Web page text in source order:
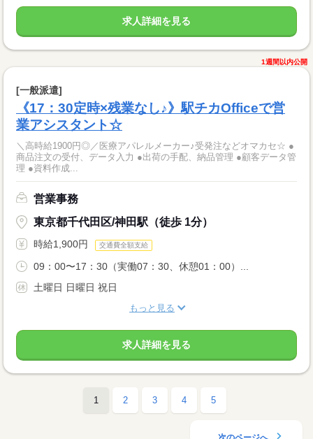
求人詳細を見る
1週間以内公開
[一般派遣]
《17：30定時×残業なし♪》駅チカOfficeで営
業アシスタント☆
＼高時給1900円◎／医療アパレルメーカー♪受発注などオマカセ☆ ●
商品注文の受付、データ入力 ●出荷の手配、納品管理 ●顧客データ管
理 ●資料作成...
営業事務
東京都千代田区/神田駅（徒歩 1分）
時給1,900円 交通費全額支給
09：00〜17：30（実働07：30、休憩01：00）...
土曜日 日曜日 祝日
もっと見る
求人詳細を見る
1 2 3 4 5